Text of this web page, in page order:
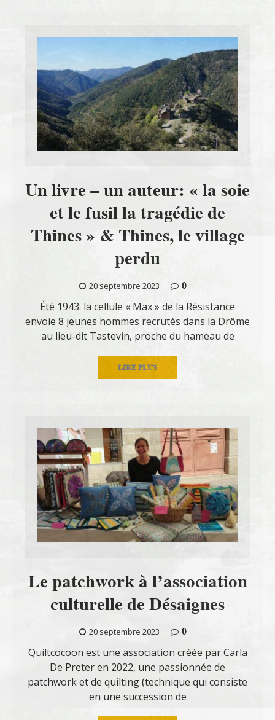
Un livre – un auteur: « la soie
et le fusil la tragédie de
Thines » & Thines, le village
perdu
20 septembre 2023
0
Été 1943: la cellule « Max » de la Résistance
envoie 8 jeunes hommes recrutés dans la Drôme
au lieu-dit Tastevin, proche du hameau de
LIRE PLUS
Le patchwork à l’association
culturelle de Désaignes
20 septembre 2023
0
Quiltcocoon est une association créée par Carla
De Preter en 2022, une passionnée de
patchwork et de quilting (technique qui consiste
en une succession de